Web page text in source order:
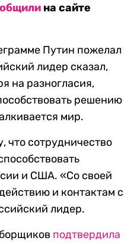
на сайте
Путин пожелал
лидер сказал,
на разногласия,
решению
мир.
что сотрудничество
и США. «Со своей
и контактам с
лидер.
подтвердила